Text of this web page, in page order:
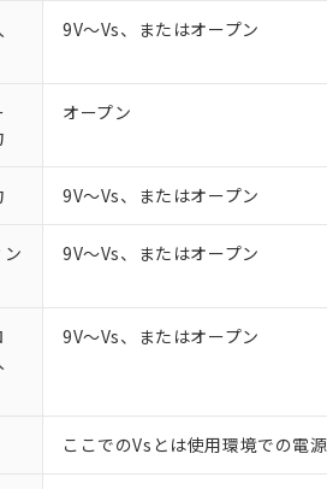
9V～Vs、またはオープン
オープン
9V～Vs、またはオープン
9V～Vs、またはオープン
9V～Vs、またはオープン
ここでのVsとは使用環境での電源
にて対応品への在庫切替を完了して